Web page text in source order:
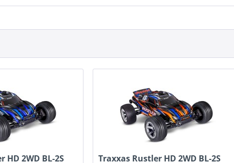
HD 2WD BL-2S
Traxxas Rustler HD 2WD BL-2S